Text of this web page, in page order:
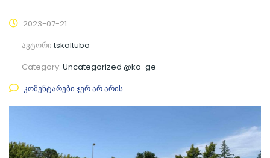
2023-07-21
ავტორიtskaltubo
Category: Uncategorized @ka-ge
კომენტარები ჯერ არ არის